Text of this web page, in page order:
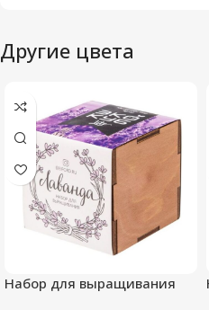
Другие цвета
Набор для выращивания